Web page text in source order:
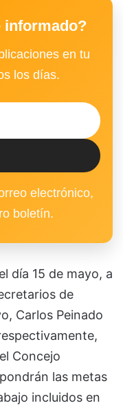
informado?
en tu
los días.
electrónico,
boletín.
día 15 de mayo, a
de
Carlos Peinado
Concejo
las metas
incluidos en